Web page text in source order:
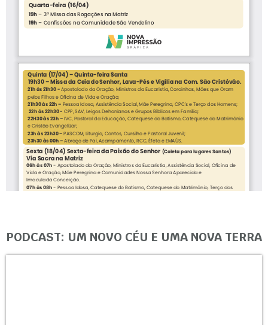
PODCAST: UM NOVO CÉU E UMA NOVA TERRA